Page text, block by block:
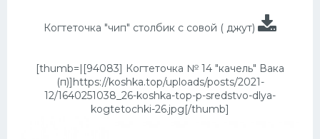
Когтеточка "чип" столбик с совой ( джут)
[thumb=|[94083] Когтеточка № 14 "качель" Вака
(п)]https://koshka.top/uploads/posts/2021-
12/1640251038_26-koshka-top-p-sredstvo-dlya-
kogtetochki-26.jpg[/thumb]